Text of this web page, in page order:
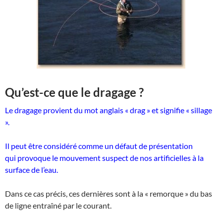
Qu’est-ce que le dragage ?
Le dragage provient du mot anglais « drag » et signifie « sillage
».
Il peut être considéré comme un défaut de présentation
qui provoque le mouvement suspect de nos artificielles à la
surface de l’eau.
Dans ce cas précis, ces dernières sont à la « remorque » du bas
de ligne entraîné par le courant.